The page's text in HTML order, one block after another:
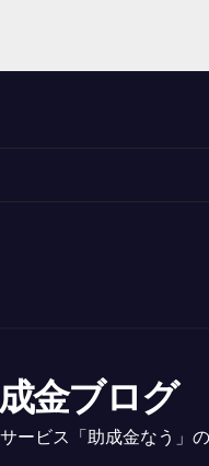
金ブログ
ービス「助成金なう」